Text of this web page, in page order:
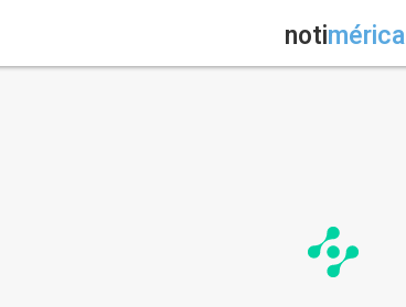
notimérica